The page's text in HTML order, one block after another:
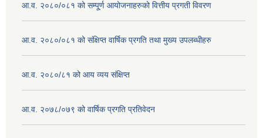
आ.व. २०८०/०८१ को सम्पू्र्ण आयोजनाहरुको वित्तीय प्रगती विवरण
आ.व. २०८०/०८१ को संक्षिप्त वार्षिक प्रगति तथा मुख्य उपलब्धीहरु
आ.व. २०८०/८१ को आय व्यय संक्षिप्त
आ.व. २०७८/०७९ को वार्षिक प्रगति प्रतिवेदन